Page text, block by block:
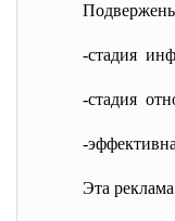
-стадия
-стадия
-
Эта